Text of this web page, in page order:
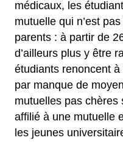
médicaux, les
mutuelle qui n’est
parents : à partir de
d’ailleurs plus y être
étudiants renoncent
par manque de
mutuelles pas chères
affilié à une mutuelle
les jeunes